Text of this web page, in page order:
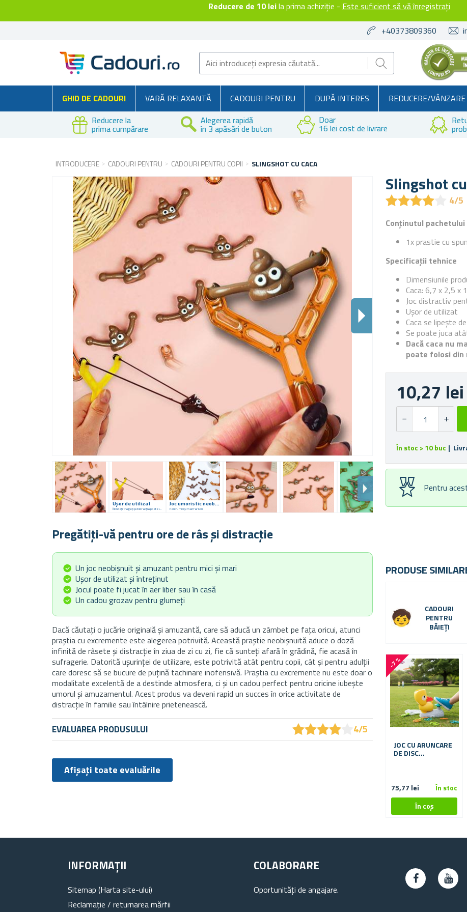
Reducere de 10 leila prima achiziție - Este suficient să vă înregistrați
+40373809360
GHID DE CADOURI VARĂ RELAXANTĂ CADOURI PENTRU DUPĂ INTERES REDUCERE/VÂNZARE
Reducere la
prima cumpărare
Alegerea rapidă
în 3 apăsări de buton
Doar
16 lei cost de livrare
INTRODUCERE CADOURI PENTRU CADOURI PENTRU COPII SLINGSHOT CU CACA
Slingshot
★★★★
★★★★ 4/5
Ușor de utilizat
Întindeți, trageți și distracția poate începe!
Joc umoristic neobișnuit
Pentru mici și mari farsori
Conținutul pachetului
1x prastie cu
Specificații tehnice
Dimensiunile
Caca: 6,7 x 2,5 x
Joc distractiv
Ușor de utilizat
Caca se lipește
Se poate juca
Dacă caca nu
poate folosi din
10,27 lei
În stoc > 10 buc |
Pentru
Pregătiți-vă pentru ore de râs și distracție
Un joc neobișnuit și amuzant pentru mici și mari
Ușor de utilizat și întreținut
Jocul poate fi jucat în aer liber sau în casă
Un cadou grozav pentru glumeți
Dacă căutați o jucărie originală și amuzantă, care să aducă un zâmbet pe fața oricui, atunci
praștia cu excremente este alegerea potrivită. Această praștie neobișnuită aduce o doză
infinită de râsete și distracție în ziua de zi cu zi, fie că sunteți afară în grădină, fie acasă în
sufragerie. Datorită ușurinței de utilizare, este potrivită atât pentru copii, cât și pentru adulții
care doresc să se bucure de puțină tachinare inofensivă. Praștia cu excremente nu este doar o
modalitate excelentă de a destinde atmosfera, ci și un cadou perfect pentru oricine iubește
umorul și amuzamentul. Acest produs va deveni rapid un succes în orice activitate de
distracție în familie sau întâlnire prietenească.
PRODUSE
CADOURI
PENTRU
BĂIEȚI
-7 %
JOC CU ARUNCARE
DE DISC
75,77 lei În stoc
EVALUAREA PRODUSULUI ★★★★
★★★★ 4/5
Afișați toate evaluările
INFORMAȚII
Sitemap (Harta site-ului)
Reclamație / returnarea mărfii
COLABORARE
Oportunități de angajare.